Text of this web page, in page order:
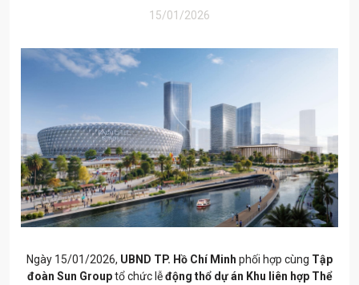
15/01/2026
Ngày 15/01/2026, UBND TP. Hồ Chí Minh phối hợp cùng Tập
đoàn Sun Grouptổ chức lễđộng thổ dự án Khu liên hợp Thể